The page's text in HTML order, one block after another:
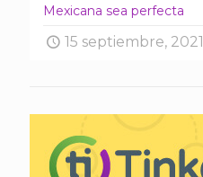
Mexicana sea perfecta
15 septiembre, 2021